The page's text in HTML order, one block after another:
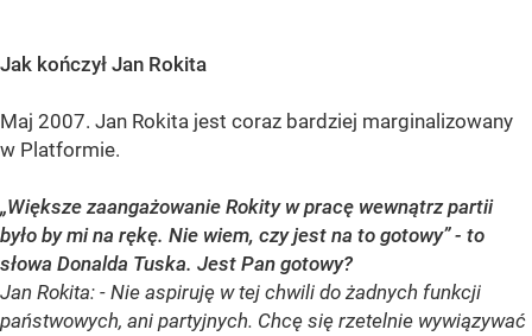
Jak kończył Jan Rokita
Maj 2007. Jan Rokita jest coraz bardziej marginalizowany
w Platformie.
„Większe zaangażowanie Rokity w pracę wewnątrz partii
było by mi na rękę. Nie wiem, czy jest na to gotowy” - to
słowa Donalda Tuska. Jest Pan gotowy?
Jan Rokita: - Nie aspiruję w tej chwili do żadnych funkcji
państwowych, ani partyjnych. Chcę się rzetelnie wywiązywać